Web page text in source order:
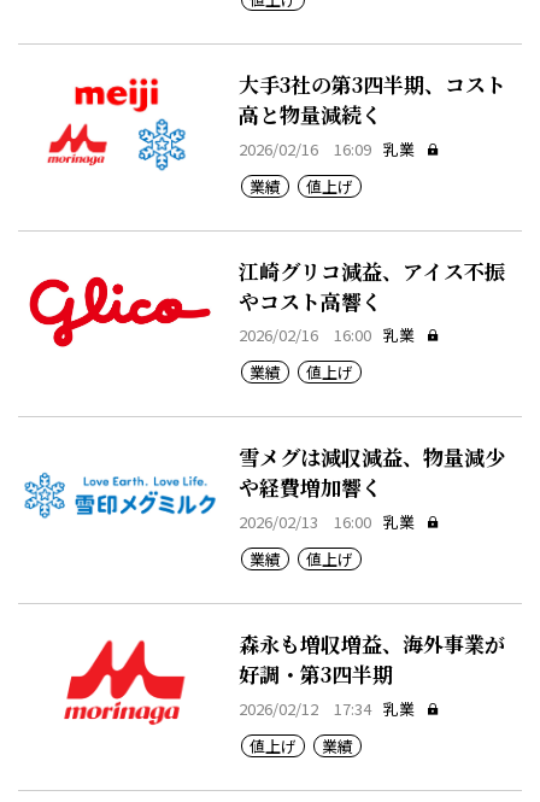
大手3社の第3四半期、コスト
高と物量減続く
2026/02/16 16:09 乳業
業績
値上げ
江崎グリコ減益、アイス不振
やコスト高響く
2026/02/16 16:00 乳業
業績
値上げ
雪メグは減収減益、物量減少
や経費増加響く
2026/02/13 16:00 乳業
業績
値上げ
森永も増収増益、海外事業が
好調・第3四半期
2026/02/12 17:34 乳業
値上げ
業績